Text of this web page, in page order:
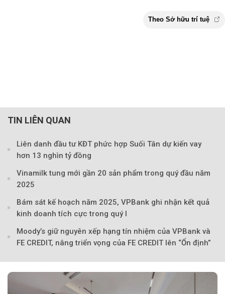
TIN LIÊN QUAN
Liên danh đầu tư KĐT phức hợp Suối Tân dự kiến vay
hơn 13 nghìn tỷ đồng
Vinamilk tung mới gần 20 sản phẩm trong quý đầu năm
2025
Bám sát kế hoạch năm 2025, VPBank ghi nhận kết quả
kinh doanh tích cực trong quý I
Moody’s giữ nguyên xếp hạng tín nhiệm của VPBank và
FE CREDIT, nâng triển vọng của FE CREDIT lên “Ổn định”